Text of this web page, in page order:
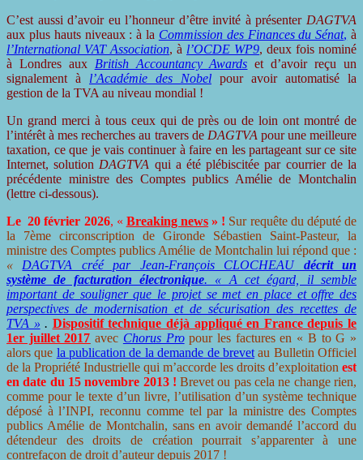
C’est aussi d’avoir eu l’honneur d’être invité à présenter DAGTVA
aux plus hauts niveaux : à la Commission des Finances du Sénat, à
l’International VAT Association, à l’OCDE WP9, deux fois nominé
à Londres aux British Accountancy Awards et d’avoir reçu un
signalement à l’Académie des Nobel pour avoir automatisé la
gestion de la TVA au niveau mondial !
Un grand merci à tous ceux qui de près ou de loin ont montré de
l’intérêt à mes recherches au travers de DAGTVA pour une meilleure
taxation, ce que je vais continuer à faire en les partageant sur ce site
Internet, solution DAGTVA qui a été plébiscitée par courrier de la
précédente ministre des Comptes publics Amélie de Montchalin
(lettre ci-dessous).
Le 20 février 2026, « Breaking news » ! Sur requête du député de
la 7ème circonscription de Gironde Sébastien Saint-Pasteur, la
ministre des Comptes publics Amélie de Montchalin lui répond que :
« DAGTVA créé par Jean-François CLOCHEAUdécrit un
système de facturation électronique. « A cet égard, il semble
important de souligner que le projet se met en place et offre des
perspectives de modernisation et de sécurisation des recettes de
TVA » . Dispositif technique déjà appliqué en France depuis le
1er juillet 2017 avec Chorus Pro pour les factures en « B to G »
alors que la publication de la demande de brevet au Bulletin Officiel
de la Propriété Industrielle qui m’accorde les droits d’exploitation est
en date du 15 novembre 2013 ! Brevet ou pas cela ne change rien,
comme pour le texte d’un livre, l’utilisation d’un système technique
déposé à l’INPI, reconnu comme tel par la ministre des Comptes
publics Amélie de Montchalin, sans en avoir demandé l’accord du
détendeur des droits de création pourrait s’apparenter à une
contrefaçon de droit d’auteur depuis 2017 !